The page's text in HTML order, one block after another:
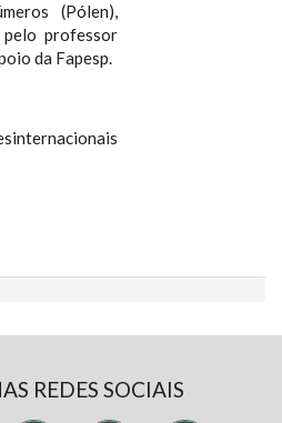
(Pólen),
pelo professor
da Fapesp.
REDES SOCIAIS